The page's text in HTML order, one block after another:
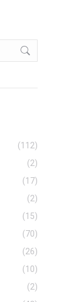
(112)
(2)
(17)
(2)
(15)
(70)
(26)
(10)
(2)